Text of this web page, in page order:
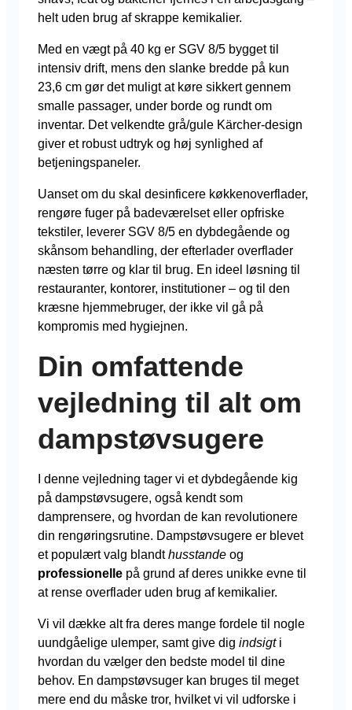
helt uden brug af skrappe kemikalier.
Med en vægt på 40 kg er SGV 8/5 bygget til
intensiv drift, mens den slanke bredde på kun
23,6 cm gør det muligt at køre sikkert gennem
smalle passager, under borde og rundt om
inventar. Det velkendte grå/gule Kärcher-design
giver et robust udtryk og høj synlighed af
betjeningspaneler.
Uanset om du skal desinficere køkkenoverflader,
rengøre fuger på badeværelset eller opfriske
tekstiler, leverer SGV 8/5 en dybdegående og
skånsom behandling, der efterlader overflader
næsten tørre og klar til brug. En ideel løsning til
restauranter, kontorer, institutioner – og til den
kræsne hjemmebruger, der ikke vil gå på
kompromis med hygiejnen.
Din omfattende
vejledning til alt om
dampstøvsugere
I denne vejledning tager vi et dybdegående kig
på dampstøvsugere, også kendt som
damprensere, og hvordan de kan revolutionere
din rengøringsrutine. Dampstøvsugere er blevet
et populært valg blandthusstande og
professionelle på grund af deres unikke evne til
at rense overflader uden brug af kemikalier.
Vi vil dække alt fra deres mange fordele til nogle
uundgåelige ulemper, samt give dig indsigti
hvordan du vælger den bedste model til dine
behov. En dampstøvsuger kan bruges til meget
mere end du måske tror, hvilket vi vil udforske i